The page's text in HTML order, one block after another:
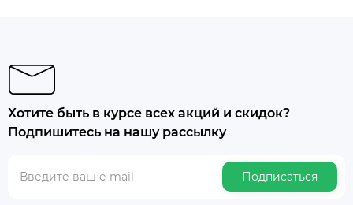
Хотите быть в курсе всех акций и скидок?
Подпишитесь на нашу рассылку
Подписаться